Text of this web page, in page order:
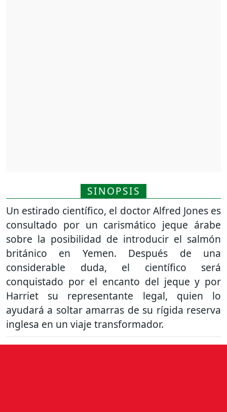
SINOPSIS
Un estirado científico, el doctor Alfred Jones es
consultado por un carismático jeque árabe
sobre la posibilidad de introducir el salmón
británico en Yemen. Después de una
considerable duda, el científico será
conquistado por el encanto del jeque y por
Harriet su representante legal, quien lo
ayudará a soltar amarras de su rígida reserva
inglesa en un viaje transformador.